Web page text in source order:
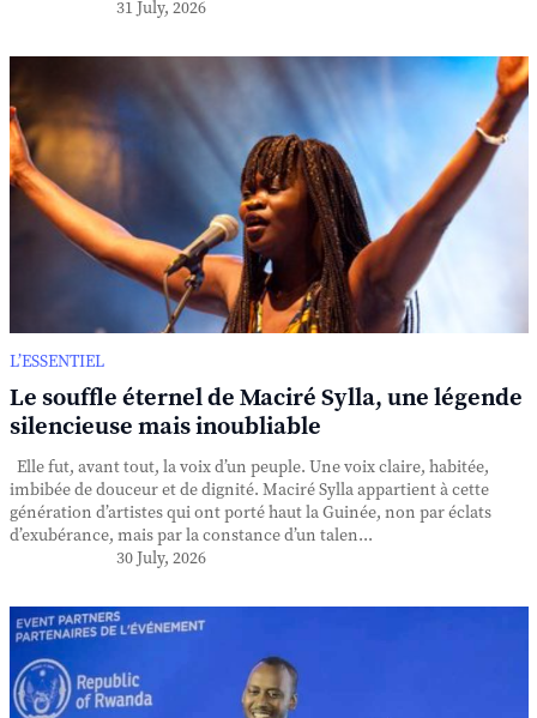
31 July, 2026
L’ESSENTIEL
Le souffle éternel de Maciré Sylla, une légende
silencieuse mais inoubliable
Elle fut, avant tout, la voix d’un peuple. Une voix claire, habitée,
imbibée de douceur et de dignité. Maciré Sylla appartient à cette
génération d’artistes qui ont porté haut la Guinée, non par éclats
d’exubérance, mais par la constance d’un talen...
30 July, 2026